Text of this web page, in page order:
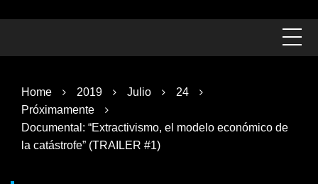
Home 2019 Julio
24
Próximamente
Documental: “Extractivismo, el modelo económico de
la catástrofe” (TRAILER #1)